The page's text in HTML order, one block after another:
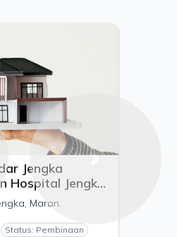
Jengka
Hospital Jengka),
Daerah Maran,
Angsanapuri
Sdn. Bhd.
Maran.
Status: Pembinaan